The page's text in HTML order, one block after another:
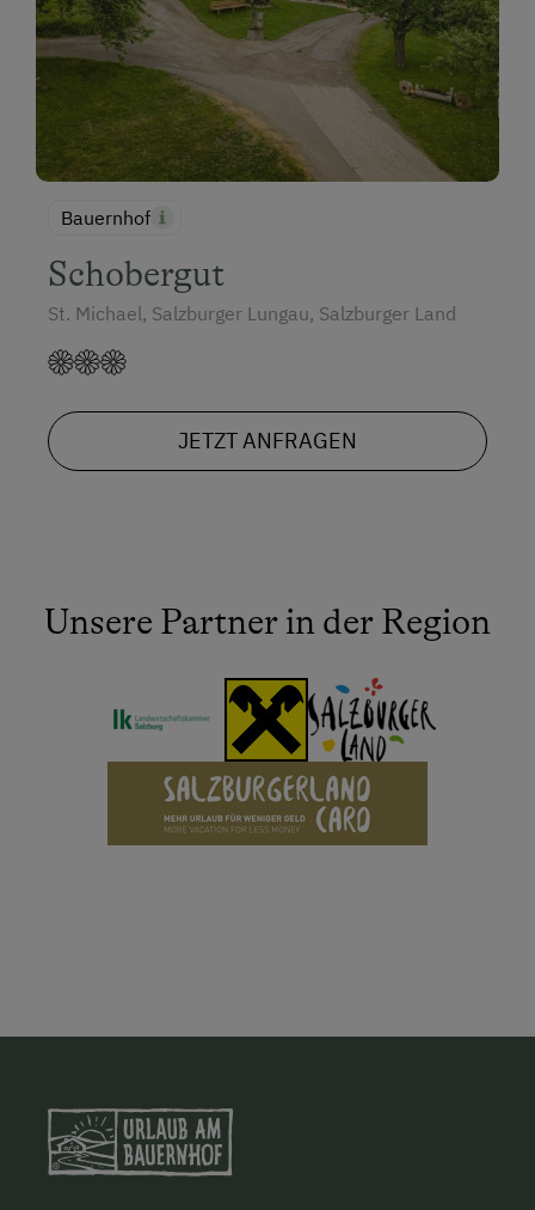
Bauernhof
Schobergut
St. Michael, Salzburger Lungau, Salzburger Land
JETZT ANFRAGEN
Unsere Partner in der Region